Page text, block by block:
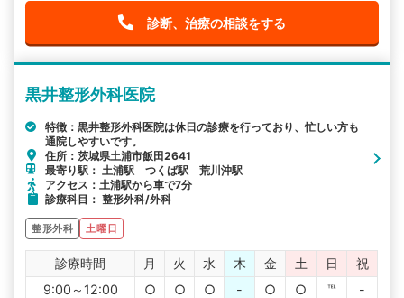
診断、治療の相談をする
黒井整形外科医院
特徴：黒井整形外科医院は休日の診療を行っており、忙しい方も
通院しやすいです。
住所：茨城県土浦市飯田2641
最寄り駅： 土浦駅 つくば駅 荒川沖駅
アクセス：土浦駅から車で7分
診療科目： 整形外科/外科
整形外科 土曜日
診療時間 月 火 水 木 金 土 日
祝
9:00～12:00
○ ○ ○ - ○ ○ ℡
-